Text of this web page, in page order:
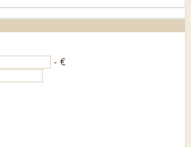
- €